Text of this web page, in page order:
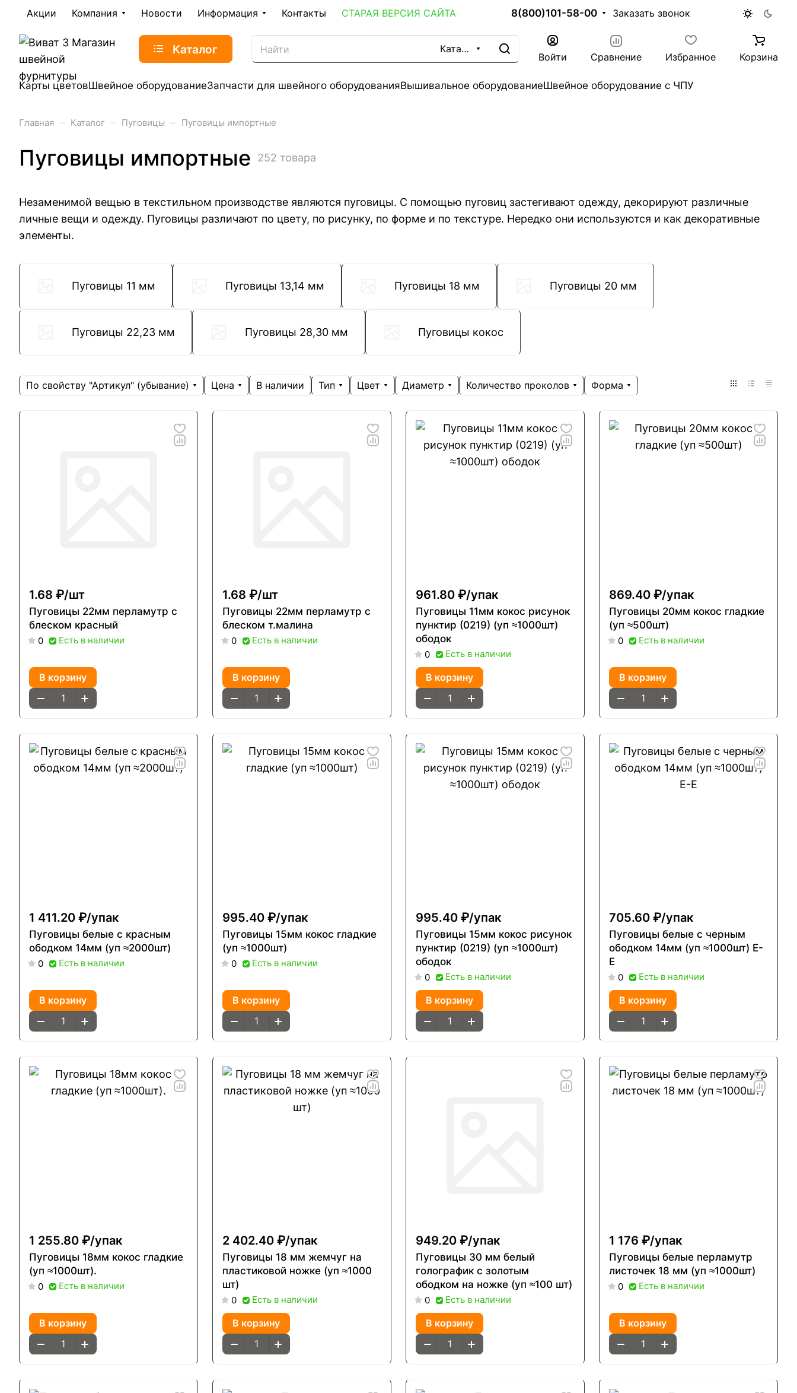
Акции Компания Новости Информация Контакты СТАРАЯ ВЕРСИЯ САЙТА 8(800)101-58-00 Заказать звонок
Каталог Каталог
Войти Сравнение Избранное Корзина
Карты цветовШвейное оборудованиеЗапчасти для швейного оборудованияВышивальное оборудованиеШвейное оборудование с ЧПУ
Главная – Каталог – Пуговицы – Пуговицы импортные
Пуговицы импортные 252 товара
Незаменимой вещью в текстильном производстве являются пуговицы. С помощью пуговиц застегивают одежду, декорируют различные
личные вещи и одежду. Пуговицы различают по цвету, по рисунку, по форме и по текстуре. Нередко они используются и как декоративные
элементы.
Пуговицы 11 мм Пуговицы 13,14 мм Пуговицы 18 мм Пуговицы 20 мм
Пуговицы 22,23 мм Пуговицы 28,30 мм Пуговицы кокос
По свойству "Артикул" (убывание) Цена В наличии Тип Цвет Диаметр Количество проколов Форма
1.68 ₽/шт
Пуговицы 22мм перламутр с
блеском красный
0 Есть в наличии
В корзину
1.68 ₽/шт
Пуговицы 22мм перламутр с
блеском т.малина
0 Есть в наличии
В корзину
961.80 ₽/упак
Пуговицы 11мм кокос рисунок
пунктир (0219) (уп ≈1000шт)
ободок
0 Есть в наличии
В корзину
869.40 ₽/упак
Пуговицы 20мм кокос гладкие
(уп ≈500шт)
0 Есть в наличии
В корзину
1 411.20 ₽/упак
Пуговицы белые с красным
ободком 14мм (уп ≈2000шт)
0 Есть в наличии
В корзину
995.40 ₽/упак
Пуговицы 15мм кокос гладкие
(уп ≈1000шт)
0 Есть в наличии
В корзину
995.40 ₽/упак
Пуговицы 15мм кокос рисунок
пунктир (0219) (уп ≈1000шт)
ободок
0 Есть в наличии
В корзину
705.60 ₽/упак
Пуговицы белые с черным
ободком 14мм (уп ≈1000шт) Е-
Е
0 Есть в наличии
В корзину
1 255.80 ₽/упак
Пуговицы 18мм кокос гладкие
(уп ≈1000шт).
0 Есть в наличии
В корзину
2 402.40 ₽/упак
Пуговицы 18 мм жемчуг на
пластиковой ножке (уп ≈1000
шт)
0 Есть в наличии
В корзину
949.20 ₽/упак
Пуговицы 30 мм белый
голографик с золотым
ободком на ножке (уп ≈100 шт)
0 Есть в наличии
В корзину
1 176 ₽/упак
Пуговицы белые перламутр
листочек 18 мм (уп ≈1000шт)
0 Есть в наличии
В корзину